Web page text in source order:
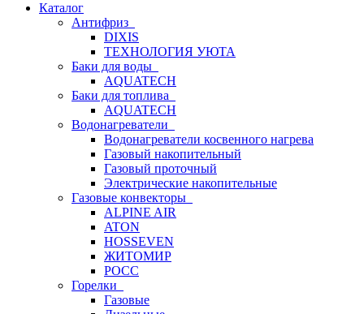
Каталог
Антифриз
DIXIS
ТЕХНОЛОГИЯ УЮТА
Баки для воды
AQUATECH
Баки для топлива
AQUATECH
Водонагреватели
Водонагреватели косвенного нагрева
Газовый накопительный
Газовый проточный
Электрические накопительные
Газовые конвекторы
ALPINE AIR
ATON
HOSSEVEN
ЖИТОМИР
РОСС
Горелки
Газовые